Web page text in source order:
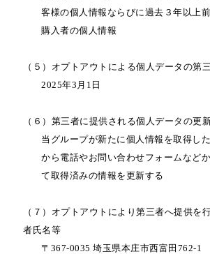
客様の個人情報ならびに過去３年以上
購入者の個人情報
（５）オプトアウトによる個人データの第
2025年3月1日
（６）第三者に提供される個人データの更
当グループが新たに個人情報を取得し
から電話やお問い合わせフォームなど
て取得済みの情報を更新する
（７）オプトアウトにより第三者へ提供を
者氏名等
〒367-0035 埼玉県本庄市西富田762-1